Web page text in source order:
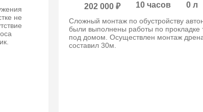
не
202 000 ₽ 10 часов 0 л
Сложный монтаж по обустройству
были выполнены работы по прокладке
под домом. Осуществлен монтаж
составил 30м.